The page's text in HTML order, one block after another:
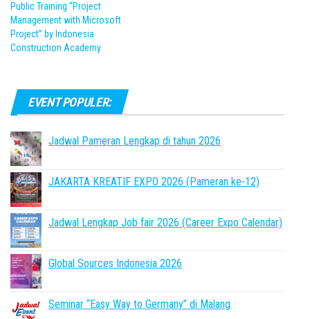
Public Training “Project
Management with Microsoft
Project” by Indonesia
Construction Academy
EVENT POPULER:
Jadwal Pameran Lengkap di tahun 2026
JAKARTA KREATIF EXPO 2026 (Pameran ke-12)
Jadwal Lengkap Job fair 2026 (Career Expo Calendar)
Global Sources Indonesia 2026
Seminar “Easy Way to Germany” di Malang